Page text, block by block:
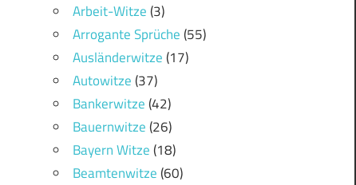
Arbeit-Witze(3)
Arrogante Sprüche(55)
Ausländerwitze(17)
Autowitze(37)
Bankerwitze(42)
Bauernwitze(26)
Bayern Witze(18)
Beamtenwitze(60)